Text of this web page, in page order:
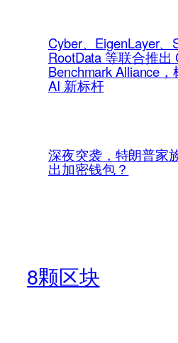
Cyber、EigenLayer、
RootData 等联合推出
Benchmark Alliance
AI 新标杆
深夜突袭，特朗普家
出加密钱包？
8颗区块